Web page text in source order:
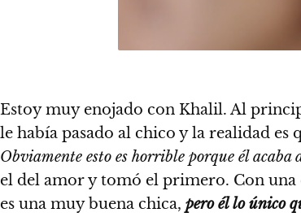
Estoy muy enojado con Khalil. Al
le había pasado al chico y la realidad
Obviamente esto es horrible porque él
el del amor y tomó el primero. Con una
es una muy buena chica, pero él lo único